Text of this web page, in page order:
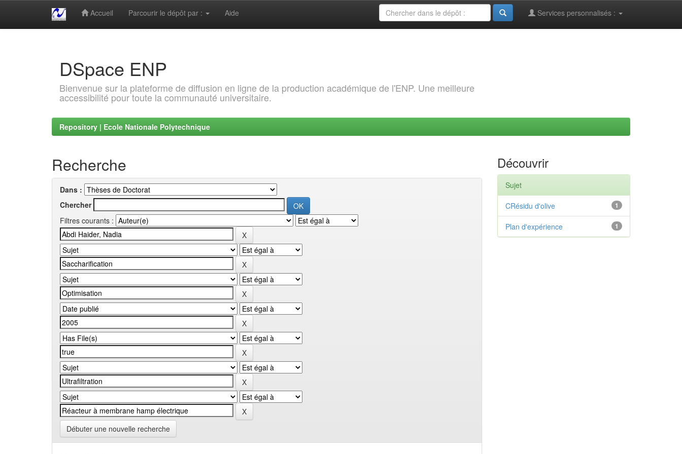
Accueil Parcourir le dépôt par : Aide Services personnalisés :
DSpace ENP
Bienvenue sur la plateforme de diffusion en ligne de la production académique de l'ENP. Une meilleure
accessibilité pour toute la communauté universitaire.
Repository | Ecole Nationale Polytechnique
Recherche
Dans :
Chercher
Filtres courants :
Débuter une nouvelle recherche
Découvrir
Sujet
1
CRésidu d'olive
1
Plan d'expérience